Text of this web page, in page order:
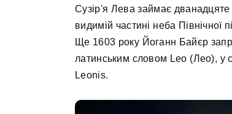
Сузір'я Лева займає дванадцяте
видимій частині неба Північної
Ще 1603 року Йоганн Байєр
латинським словом Leo (Лео), у
Leonis.